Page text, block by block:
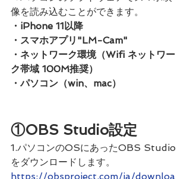
像を読み込むことができます。
・iPhone 11以降
・スマホアプリ"LM-Cam"
・ネットワーク環境（Wifi ネットワー
ク帯域 100M推奨）
・パソコン（win、mac）
①OBS Studio設定
1.パソコンのOSにあったOBS Studio
をダウンロードします。
https://obsproject.com/ja/downloa